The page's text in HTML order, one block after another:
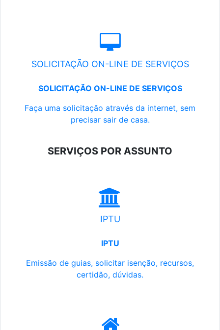
SOLICITAÇÃO ON-LINE DE SERVIÇOS
SOLICITAÇÃO ON-LINE DE SERVIÇOS
Faça uma solicitação através da internet, sem
precisar sair de casa.
SERVIÇOS POR ASSUNTO
IPTU
IPTU
Emissão de guias, solicitar isenção, recursos,
certidão, dúvidas.